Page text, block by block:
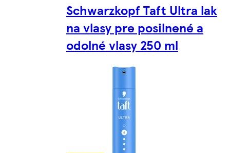
Schwarzkopf Taft Ultra lak
na vlasy pre posilnené a
odolné vlasy 250 ml